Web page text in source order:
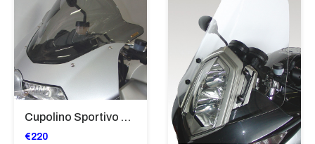
Cupolino Sportivo Per Bmw K 1200 R Sport 2005-07 TRASPARENTE - Sc967-T
€220